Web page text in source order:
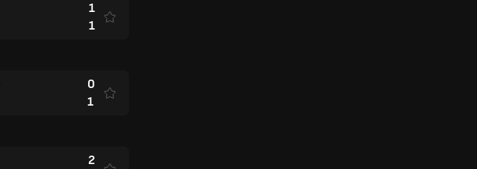
1
1
0
1
2